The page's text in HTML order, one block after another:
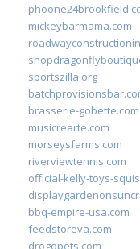
mickeybarmama.com
sportszilla.org
brasserie-gobette.com
musicrearte.com
morseysfarms.com
riverviewtennis.com
official-kelly-toys-
bbq-empire-usa.com
feedstoreva.com
drogopets.com